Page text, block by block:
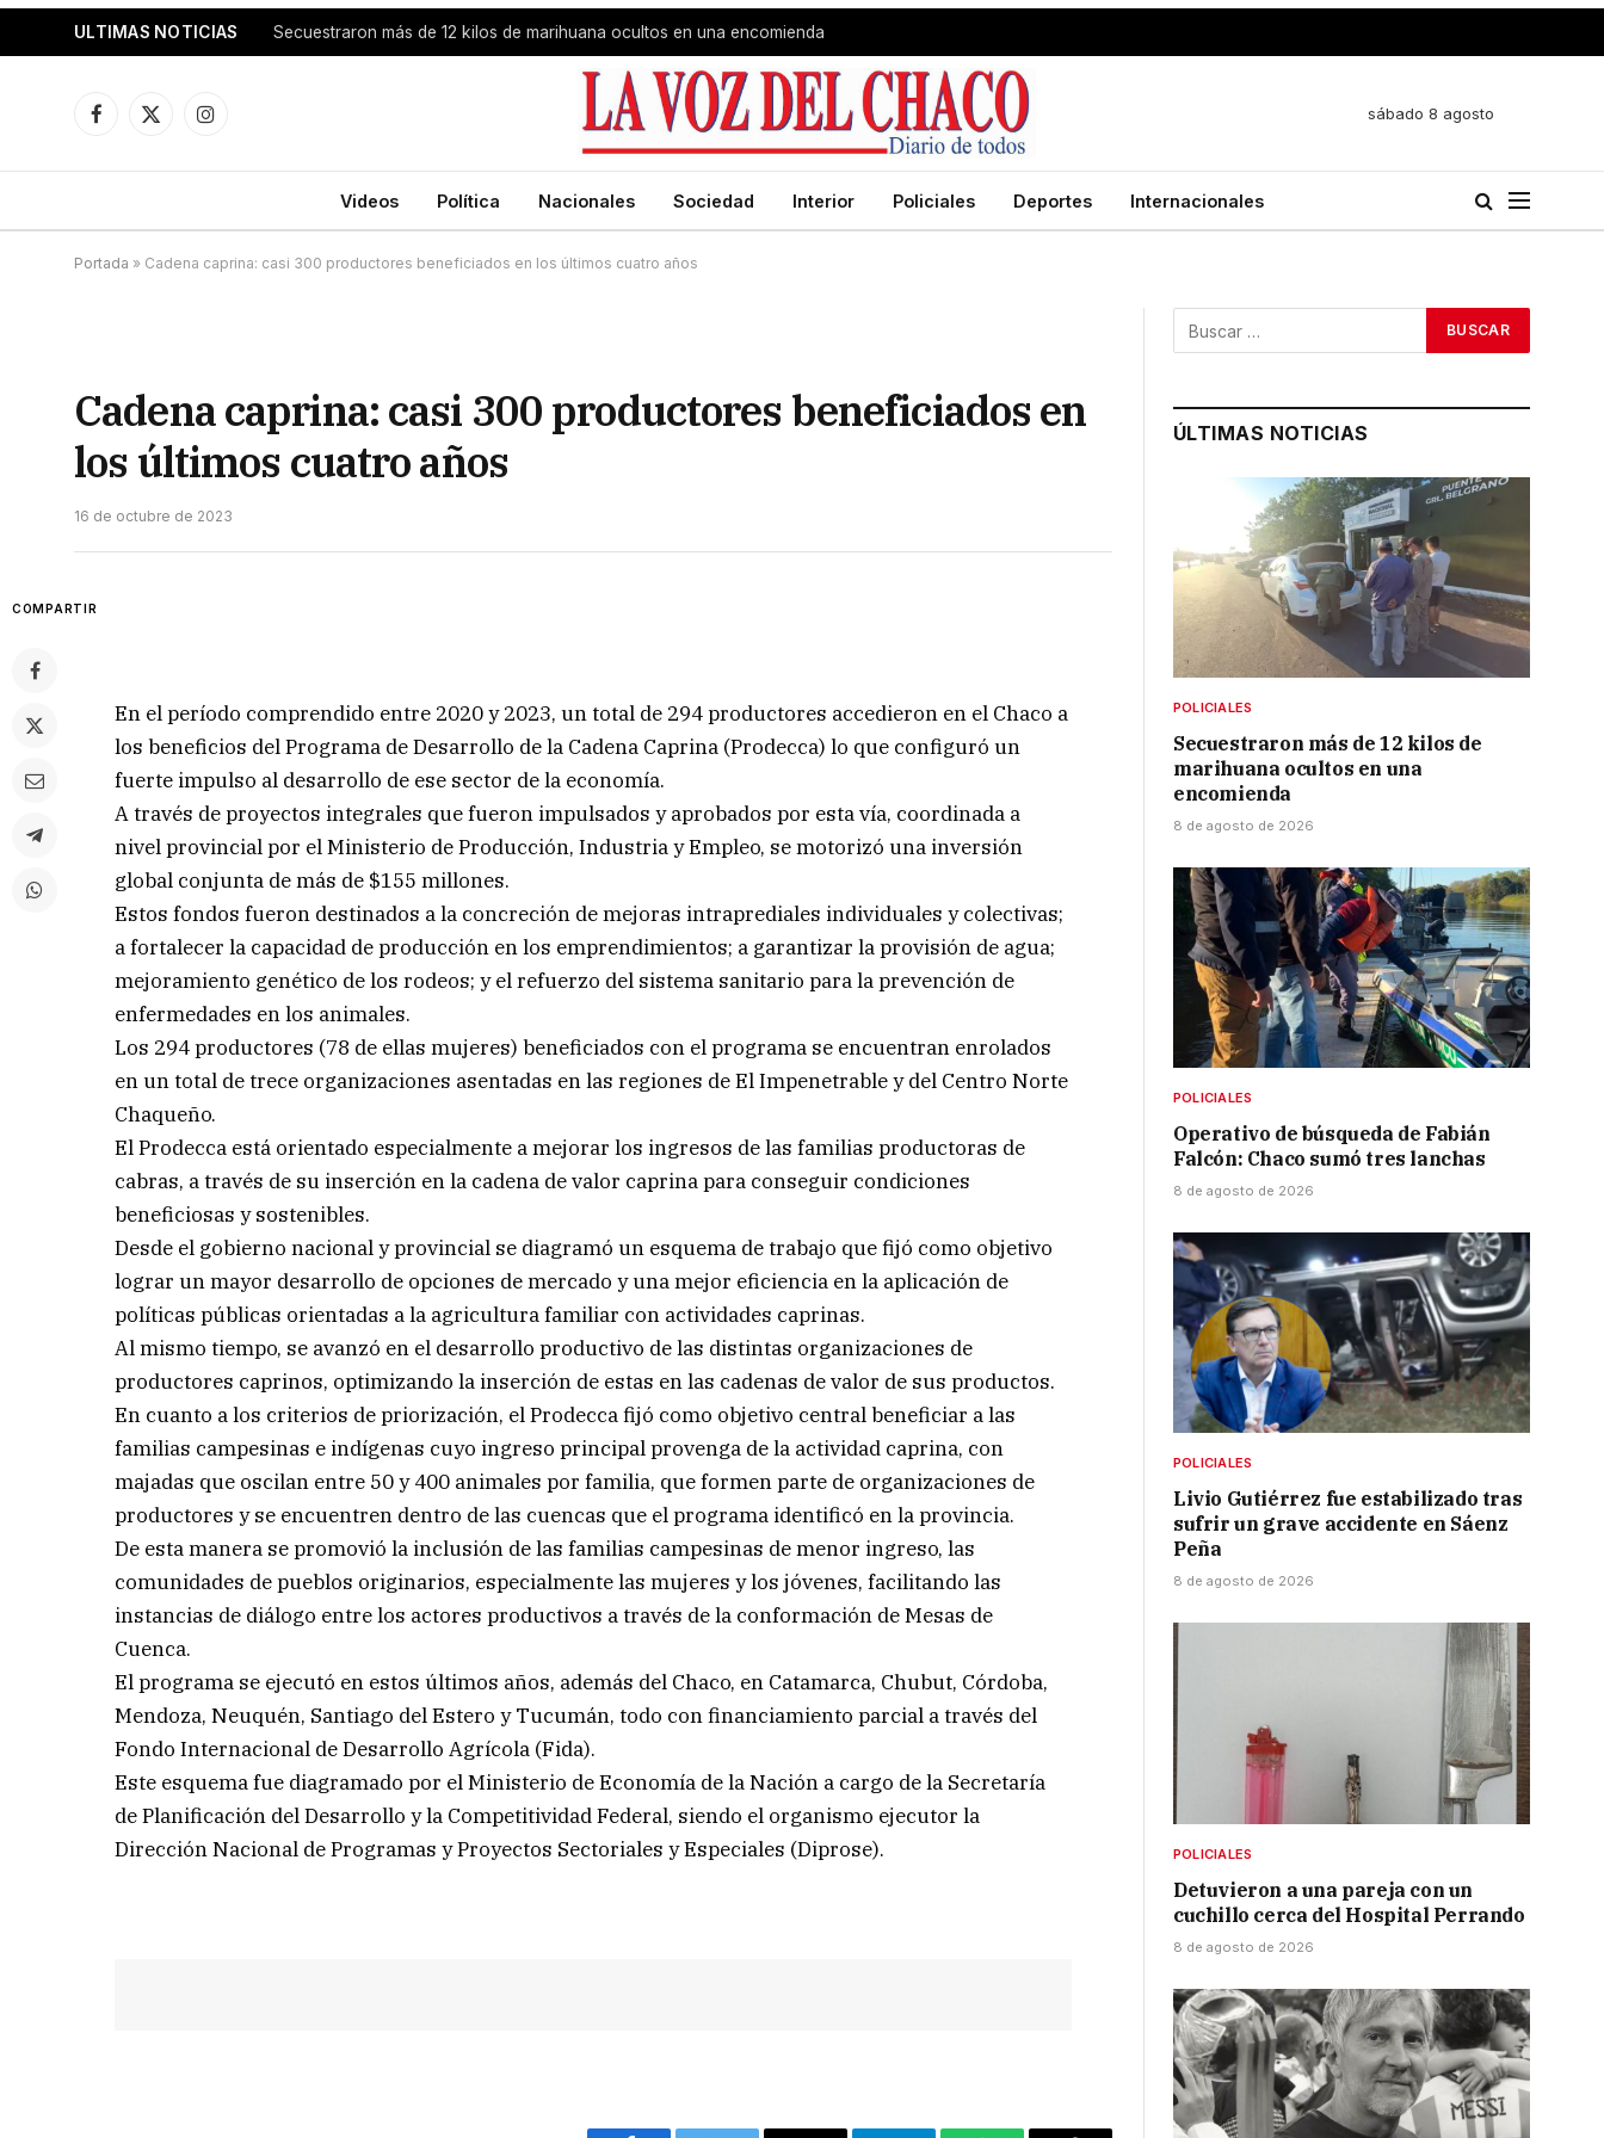
ULTIMAS NOTICIAS Secuestraron más de 12 kilos de marihuana ocultos en una encomienda
Facebook
X
Instagram
sábado 8 agosto
Videos Política Nacionales Sociedad Interior Policiales Deportes Internacionales
Portada » Cadena caprina: casi 300 productores beneficiados en los últimos cuatro años
Cadena caprina: casi 300 productores beneficiados en
los últimos cuatro años
16 de octubre de 2023
COMPARTIR
En el período comprendido entre 2020 y 2023, un total de 294 productores accedieron en el Chaco a
los beneficios del Programa de Desarrollo de la Cadena Caprina (Prodecca) lo que configuró un
fuerte impulso al desarrollo de ese sector de la economía.
A través de proyectos integrales que fueron impulsados y aprobados por esta vía, coordinada a
nivel provincial por el Ministerio de Producción, Industria y Empleo, se motorizó una inversión
global conjunta de más de $155 millones.
Estos fondos fueron destinados a la concreción de mejoras intraprediales individuales y colectivas;
a fortalecer la capacidad de producción en los emprendimientos; a garantizar la provisión de agua;
mejoramiento genético de los rodeos; y el refuerzo del sistema sanitario para la prevención de
enfermedades en los animales.
Los 294 productores (78 de ellas mujeres) beneficiados con el programa se encuentran enrolados
en un total de trece organizaciones asentadas en las regiones de El Impenetrable y del Centro Norte
Chaqueño.
El Prodecca está orientado especialmente a mejorar los ingresos de las familias productoras de
cabras, a través de su inserción en la cadena de valor caprina para conseguir condiciones
beneficiosas y sostenibles.
Desde el gobierno nacional y provincial se diagramó un esquema de trabajo que fijó como objetivo
lograr un mayor desarrollo de opciones de mercado y una mejor eficiencia en la aplicación de
políticas públicas orientadas a la agricultura familiar con actividades caprinas.
Al mismo tiempo, se avanzó en el desarrollo productivo de las distintas organizaciones de
productores caprinos, optimizando la inserción de estas en las cadenas de valor de sus productos.
En cuanto a los criterios de priorización, el Prodecca fijó como objetivo central beneficiar a las
familias campesinas e indígenas cuyo ingreso principal provenga de la actividad caprina, con
majadas que oscilan entre 50 y 400 animales por familia, que formen parte de organizaciones de
productores y se encuentren dentro de las cuencas que el programa identificó en la provincia.
De esta manera se promovió la inclusión de las familias campesinas de menor ingreso, las
comunidades de pueblos originarios, especialmente las mujeres y los jóvenes, facilitando las
instancias de diálogo entre los actores productivos a través de la conformación de Mesas de
Cuenca.
El programa se ejecutó en estos últimos años, además del Chaco, en Catamarca, Chubut, Córdoba,
Mendoza, Neuquén, Santiago del Estero y Tucumán, todo con financiamiento parcial a través del
Fondo Internacional de Desarrollo Agrícola (Fida).
Este esquema fue diagramado por el Ministerio de Economía de la Nación a cargo de la Secretaría
de Planificación del Desarrollo y la Competitividad Federal, siendo el organismo ejecutor la
Dirección Nacional de Programas y Proyectos Sectoriales y Especiales (Diprose).
ÚLTIMAS NOTICIAS
POLICIALES
Secuestraron más de 12 kilos de
marihuana ocultos en una
encomienda
8 de agosto de 2026
POLICIALES
Operativo de búsqueda de Fabián
Falcón: Chaco sumó tres lanchas
8 de agosto de 2026
POLICIALES
Livio Gutiérrez fue estabilizado tras
sufrir un grave accidente en Sáenz
Peña
8 de agosto de 2026
POLICIALES
Detuvieron a una pareja con un
cuchillo cerca del Hospital Perrando
8 de agosto de 2026